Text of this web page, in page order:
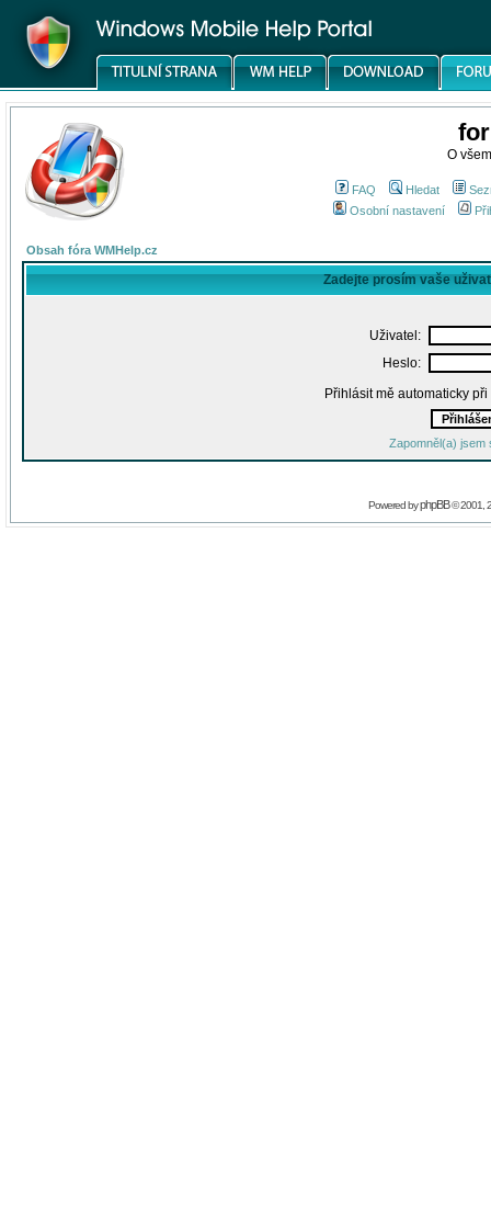
O
FAQ Hledat
Osobní nastavení
Obsah fóra WMHelp.cz
Zadejte prosím vaše
Uživatel:
Heslo:
Přihlásit mě automaticky
Zapomněl(a) jsem
Powered byphpBB© 2001,